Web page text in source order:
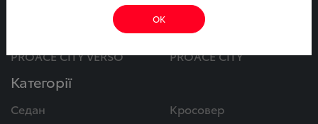
COROLLA CROSS Гібрид
LAND CRUISER PRADO
HILUX
PROACE CITY VERSO
PROACE CITY
Категорії
Седан
Кросовер
ОК